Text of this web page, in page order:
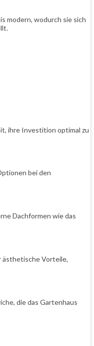
modern, wodurch sie sich
ihre Investition optimal zu
bei den
Dachformen wie das
ästhetische Vorteile,
die das Gartenhaus